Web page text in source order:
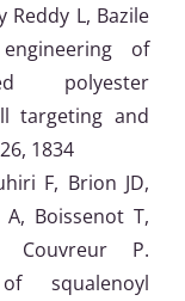
Reddy L, Bazile
of
polyester
targeting and
1834
F, Brion JD,
Boissenot T,
Couvreur P.
squalenoyl